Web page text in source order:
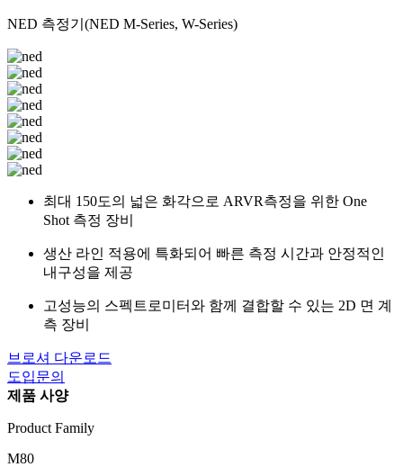
NED 측정기(NED M-Series, W-Series)
최대 150도의 넓은 화각으로 ARVR측정을 위한 One
Shot 측정 장비
생산 라인 적용에 특화되어 빠른 측정 시간과 안정적인
내구성을 제공
고성능의 스펙트로미터와 함께 결합할 수 있는 2D 면 계
측 장비
브로셔 다운로드
도입문의
제품 사양
Product Family
M80